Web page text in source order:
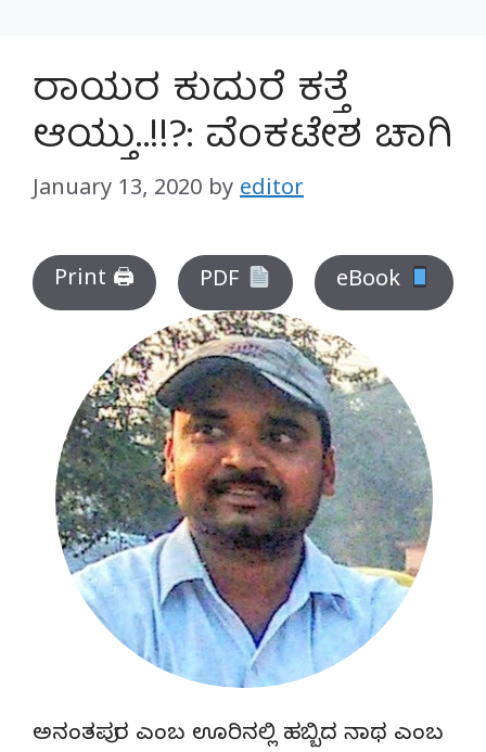
ರಾಯರ ಕುದುರೆ ಕತ್ತೆ
ಆಯ್ತು..!!?: ವೆಂಕಟೇಶ ಚಾಗಿ
January 13, 2020 by editor
Print 🖨 PDF eBook
ಅನಂತಪುರ ಎಂಬ ಊರಿನಲ್ಲಿ ಹಬ್ಬಿದ ನಾಥ ಎಂಬ